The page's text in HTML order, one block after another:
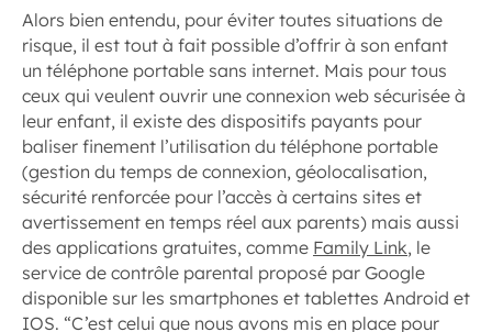
Alors bien entendu, pour éviter toutes situations de
risque, il est tout à fait possible d’offrir à son enfant
un téléphone portable sans internet. Mais pour tous
ceux qui veulent ouvrir une connexion web sécurisée à
leur enfant, il existe des dispositifs payants pour
baliser finement l’utilisation du téléphone portable
(gestion du temps de connexion, géolocalisation,
sécurité renforcée pour l’accès à certains sites et
avertissement en temps réel aux parents) mais aussi
des applications gratuites, comme Family Link, le
service de contrôle parental proposé par Google
disponible sur les smartphones et tablettes Android et
IOS. “C’est celui que nous avons mis en place pour